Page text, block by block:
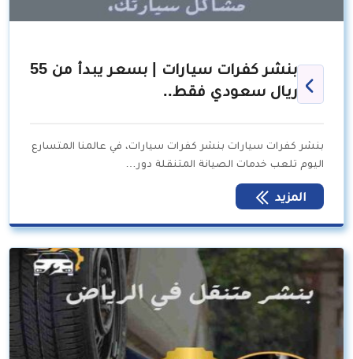
بنشر كفرات سيارات | بسعر يبدأ من 55
ريال سعودي فقط..
بنشر كفرات سيارات بنشر كفرات سيارات، في عالمنا المتسارع
اليوم تلعب خدمات الصيانة المتنقلة دور…
المزيد